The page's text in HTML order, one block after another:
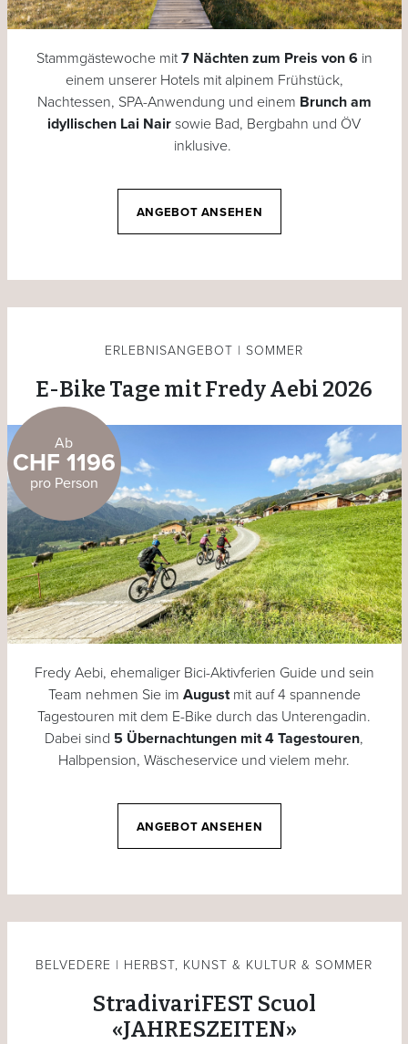
Stammgästewoche mit7 Nächten zum Preis von 6in
einem unserer Hotels mit alpinem Frühstück,
Nachtessen, SPA-Anwendung und einem Brunch am
idyllischen Lai Nair sowie Bad, Bergbahn und ÖV
inklusive.
ANGEBOT ANSEHEN
ERLEBNISANGEBOT | SOMMER
E-Bike Tage mit Fredy Aebi 2026
Ab
CHF 1196
pro Person
Fredy Aebi, ehemaliger Bici-Aktivferien Guide und sein
Team nehmen Sie im Augustmit auf 4 spannende
Tagestouren mit dem E-Bike durch das Unterengadin.
Dabei sind 5 Übernachtungen mit 4 Tagestouren,
Halbpension, Wäscheservice und vielem mehr.
ANGEBOT ANSEHEN
BELVEDERE | HERBST, KUNST & KULTUR & SOMMER
StradivariFEST Scuol
«JAHRESZEITEN»